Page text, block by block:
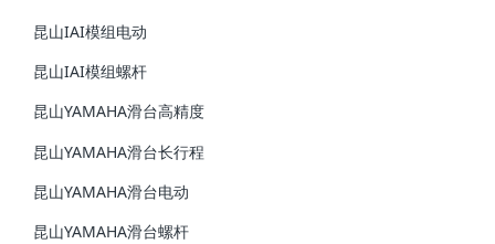
昆山IAI模组电动
昆山IAI模组螺杆
昆山YAMAHA滑台高精度
昆山YAMAHA滑台长行程
昆山YAMAHA滑台电动
昆山YAMAHA滑台螺杆